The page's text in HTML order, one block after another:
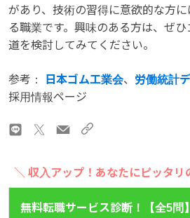
があり、技術の習得に意欲的な方
る職業です。興味のある方は、ぜ
道を検討してみてください。
参考： 日本ゴム工業会、 労働統計
採用情報ページ
＼ 収入アップ！あなたにピッタリ
無料転職サービス診断！【全5問】